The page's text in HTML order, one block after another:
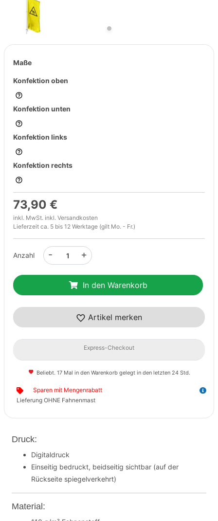
Maße
Konfektion oben
Konfektion unten
Konfektion links
Konfektion rechts
73,90 €
inkl. MwSt. inkl. Versandkosten
Lieferzeit ca. 5 bis 12 Werktage (gilt Mo. - Fr.)
Anzahl +
-
In den Warenkorb
Artikel merken
Express-Checkout
Beliebt. 17 Mal in den Warenkorb gelegt in den letzten 24 Std.
Sparen mit Mengenrabatt
Lieferung OHNE Fahnenmast
Druck:
Digitaldruck
Einseitig bedruckt, beidseitig sichtbar (auf der
Rückseite spiegelverkehrt)
Material: